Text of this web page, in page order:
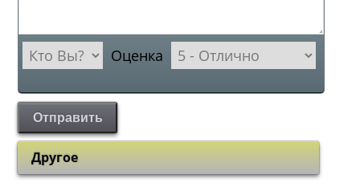
Оценка
Отправить
Другое